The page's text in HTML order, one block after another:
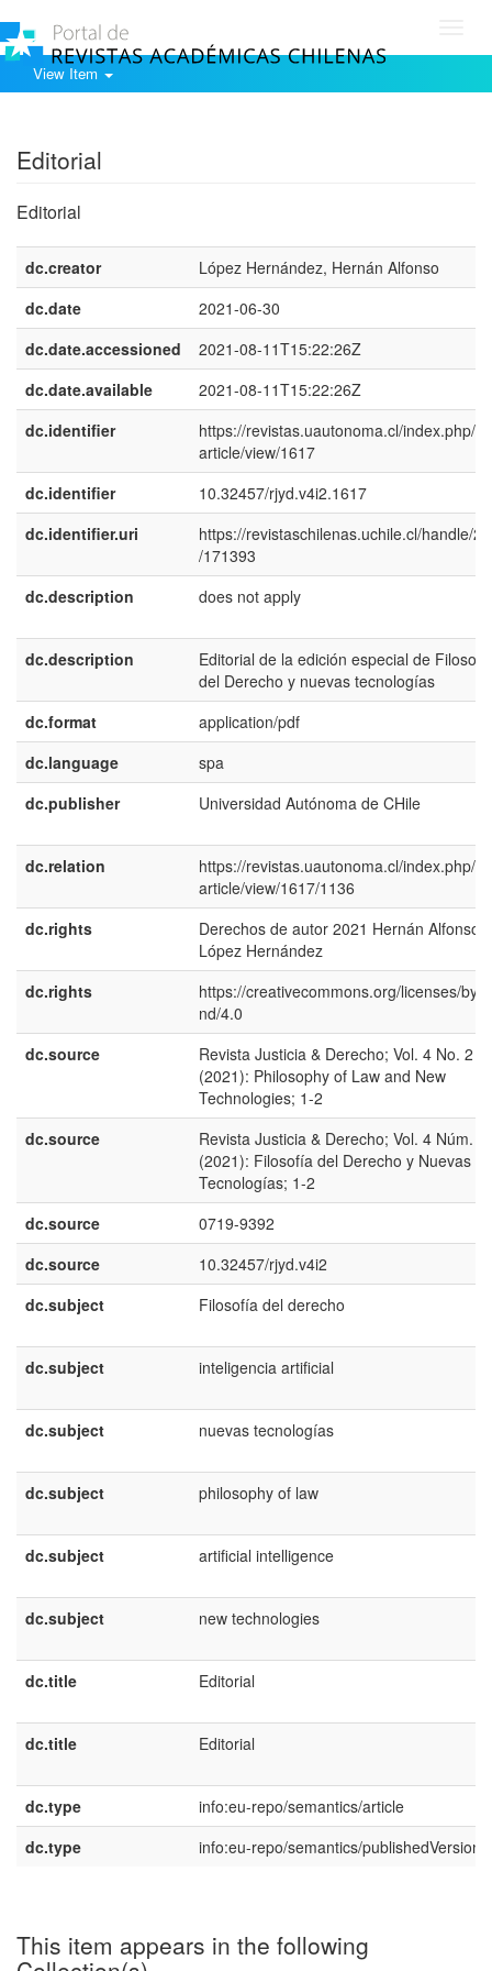
View Item
Editorial
Editorial
dc.creator
López Hernández, Hernán Alfonso
dc.date
2021-06-30
dc.date.accessioned
2021-08-11T15:22:26Z
dc.date.available
2021-08-11T15:22:26Z
dc.identifier
https://revistas.uautonoma.cl/index.php/
article/view/1617
dc.identifier
10.32457/rjyd.v4i2.1617
dc.identifier.uri
https://revistaschilenas.uchile.cl/handle/
/171393
dc.description
does not apply
dc.description
Editorial de la edición especial de
del Derecho y nuevas tecnologías
dc.format
application/pdf
dc.language
spa
dc.publisher
Universidad Autónoma de CHile
dc.relation
https://revistas.uautonoma.cl/index.php/
article/view/1617/1136
dc.rights
Derechos de autor 2021 Hernán Alfonso
López Hernández
dc.rights
https://creativecommons.org/licenses/by-
nd/4.0
dc.source
Revista Justicia & Derecho; Vol. 4 No. 2
(2021): Philosophy of Law and New
Technologies; 1-2
dc.source
Revista Justicia & Derecho; Vol. 4 Núm. 2
(2021): Filosofía del Derecho y Nuevas
Tecnologías; 1-2
dc.source
0719-9392
dc.source
10.32457/rjyd.v4i2
dc.subject
Filosofía del derecho
dc.subject inteligencia artificial
dc.subject nuevas tecnologías
dc.subject philosophy of law
dc.subject artificial intelligence
dc.subject new technologies
dc.title Editorial
dc.title Editorial
dc.type
info:eu-repo/semantics/article
dc.type
info:eu-repo/semantics/publishedVersion
This item appears in the following